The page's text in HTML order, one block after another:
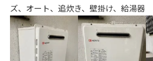
ズ、オート、追炊き、壁掛け、給湯器